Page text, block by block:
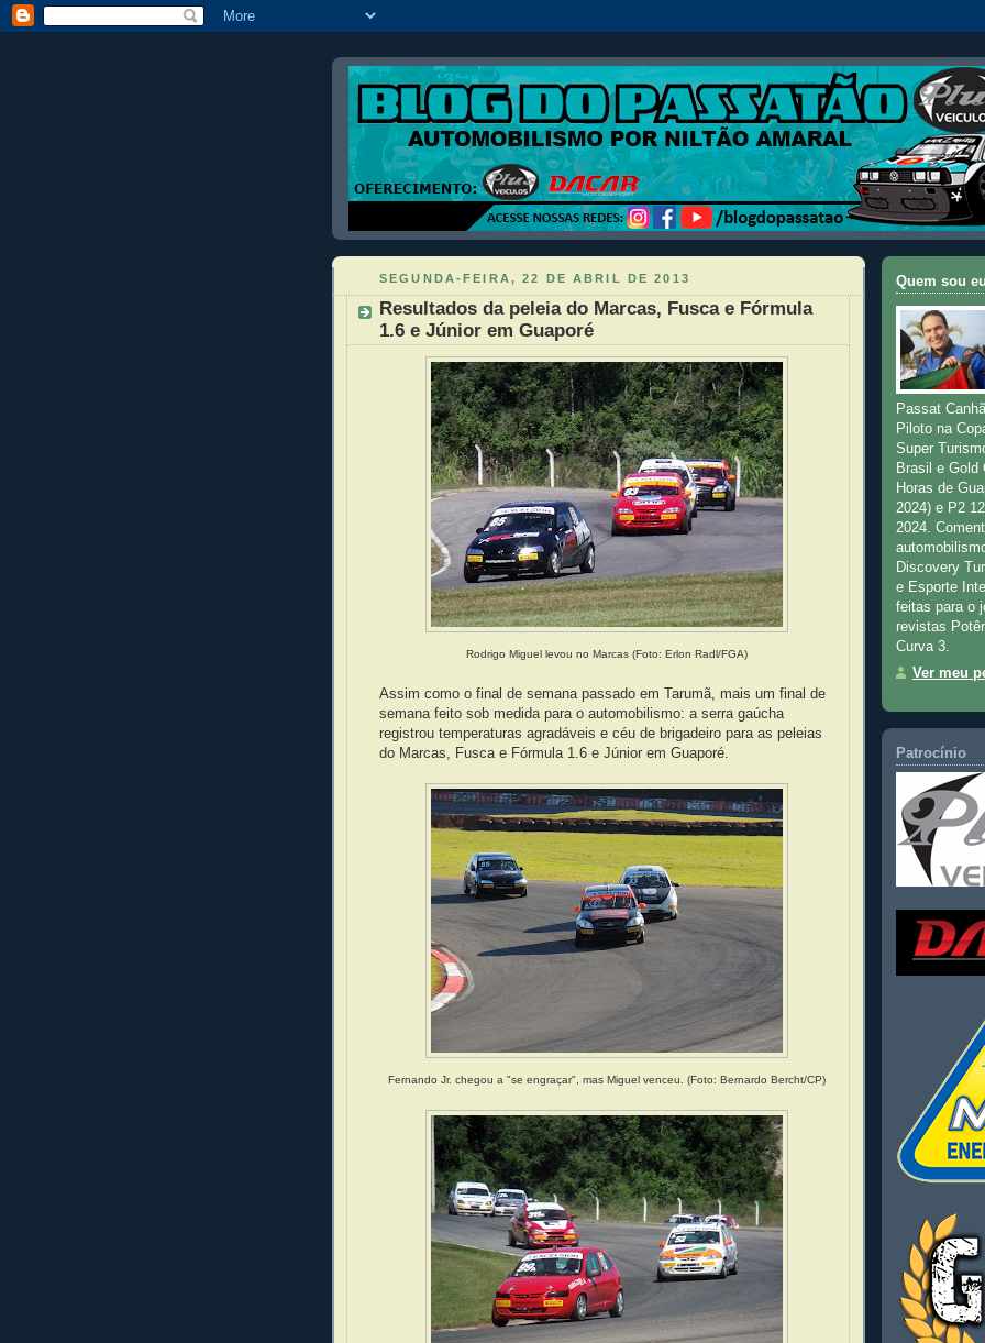
SEGUNDA-FEIRA, 22 DE ABRIL DE 2013
Resultados da peleia do Marcas, Fusca e Fórmula
1.6 e Júnior em Guaporé
Rodrigo Miguel levou no Marcas (Foto: Erlon Radl/FGA)
Assim como o final de semana passado em Tarumã, mais um final de
semana feito sob medida para o automobilismo: a serra gaúcha
registrou temperaturas agradáveis e céu de brigadeiro para as peleias
do Marcas, Fusca e Fórmula 1.6 e Júnior em Guaporé.
Fernando Jr. chegou a "se engraçar", mas Miguel venceu. (Foto: Bernardo Bercht/CP)
Quem sou
Passat
Piloto na
Super
Brasil e
Horas de
2024) e P2
2024.
Discovery
e Esporte
feitas para o
revistas
Curva 3.
Ver meu
Patrocínio